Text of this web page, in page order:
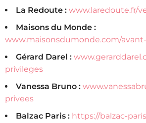
La Redoute : www.laredoute.fr/
Maisons du Monde :
www.maisonsdumonde.com/
Gérard Darel :
privileges
Vanessa Bruno :
privees
Balzac Paris : https://balzac-